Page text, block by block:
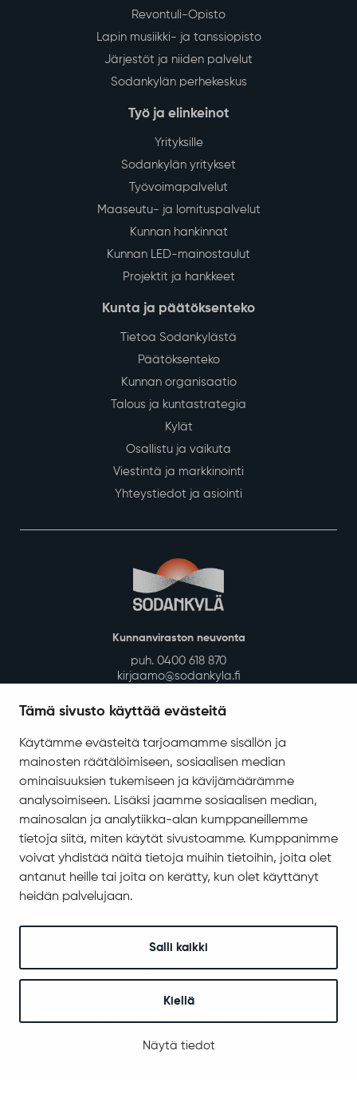
Tämä sivusto käyttää evästeitä
Käytämme evästeitä tarjoamamme sisällön ja
mainosten räätälöimiseen, sosiaalisen median
ominaisuuksien tukemiseen ja kävijämäärämme
analysoimiseen. Lisäksi jaamme sosiaalisen median,
mainosalan ja analytiikka-alan kumppaneillemme
tietoja siitä, miten käytät sivustoamme. Kumppanimme
voivat yhdistää näitä tietoja muihin tietoihin, joita olet
antanut heille tai joita on kerätty, kun olet käyttänyt
heidän palvelujaan.
Salli kaikki
Kiellä
Näytä tiedot
Revontuli-Opisto
Lapin musiikki- ja tanssiopisto
Järjestöt ja niiden palvelut
Sodankylän perhekeskus
Työ ja elinkeinot
Yrityksille
Sodankylän yritykset
Työvoimapalvelut
Maaseutu- ja lomituspalvelut
Kunnan hankinnat
Kunnan LED-mainostaulut
Projektit ja hankkeet
Kunta ja päätöksenteko
Tietoa Sodankylästä
Päätöksenteko
Kunnan organisaatio
Talous ja kuntastrategia
Kylät
Osallistu ja vaikuta
Viestintä ja markkinointi
Yhteystiedot ja asiointi
Kunnanviraston neuvonta
puh. 0400 618 870
kirjaamo@sodankyla.fi
Sodankylän kunnan laskutusosoite
Saavutettavuus
Asiakirjajulkisuuskuvaus
Evästeiden hallinta
Yhteystiedot
Jäämerentie 1, 99601 Sodankylä
Kaikki yhteystiedot
© 2025 Sodankylä